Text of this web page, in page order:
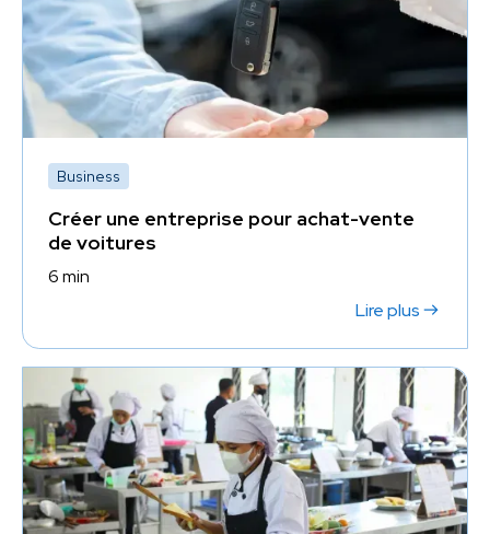
Avec son accompagnement, vous gagnez en sérénité et
vous concentrez sur l’essentiel : développer vos services
et satisfaire vos clients.
Business
Créer une entreprise pour achat-vente
de voitures
6 min
Lire plus